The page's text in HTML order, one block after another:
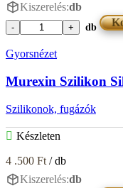
Kiszerelés:db
Murexin
Seidengrau
db
Gyorsnézet
Murexin Szilikon
Szilikonok, fugázók
Készleten
4 .500 Ft / db
Kiszerelés:db